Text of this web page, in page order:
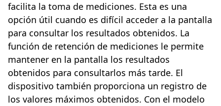
facilita la toma de mediciones. Esta es una
opción útil cuando es difícil acceder a la pantalla
para consultar los resultados obtenidos. La
función de retención de mediciones le permite
mantener en la pantalla los resultados
obtenidos para consultarlos más tarde. El
dispositivo también proporciona un registro de
los valores máximos obtenidos. Con el modelo